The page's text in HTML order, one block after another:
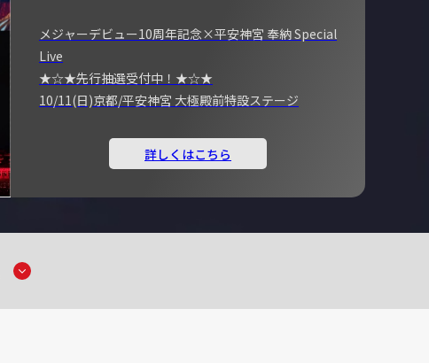
メジャーデビュー10周年記念×平安神宮 奉納 Special
Live
★☆★先行抽選受付中！★☆★
10/11(日)京都/平安神宮 大極殿前特設ステージ
詳しくはこちら